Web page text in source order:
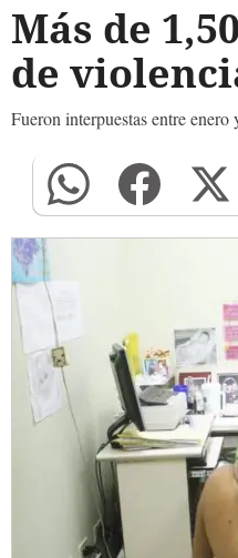
Más de
de
Fueron interpuestas entre enero